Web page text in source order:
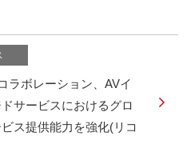
ラボレーション、AVイ
サービスにおけるグロ
ス提供能力を強化(リコ